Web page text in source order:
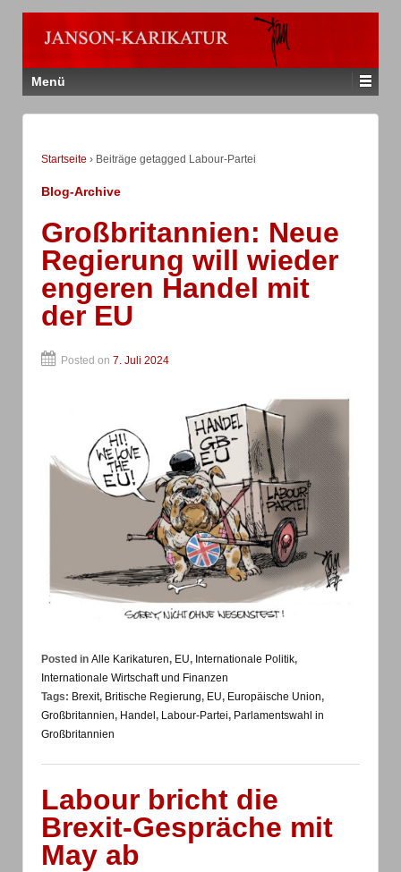
Menü
Startseite › Beiträge getagged Labour-Partei
Blog-Archive
Großbritannien: Neue
Regierung will wieder
engeren Handel mit
der EU
Posted on 7. Juli 2024
Posted in Alle Karikaturen, EU, Internationale Politik,
Internationale Wirtschaft und Finanzen
Tags: Brexit, Britische Regierung, EU, Europäische Union,
Großbritannien, Handel, Labour-Partei, Parlamentswahl in
Großbritannien
Labour bricht die
Brexit-Gespräche mit
May ab